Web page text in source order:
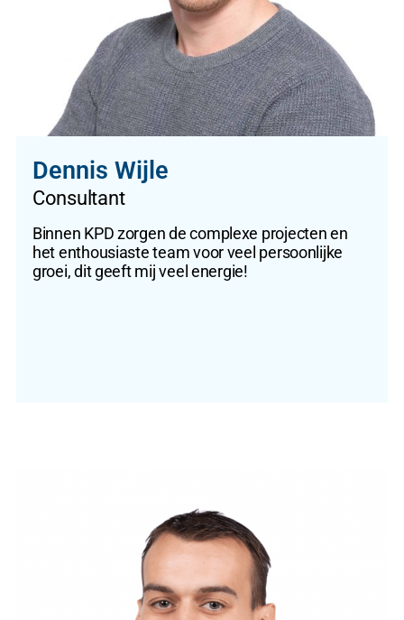
Dennis Wijle
Consultant
Binnen KPD zorgen de complexe projecten en
het enthousiaste team voor veel persoonlijke
groei, dit geeft mij veel energie!